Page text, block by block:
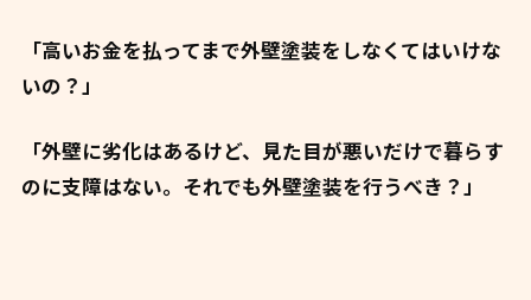
「高いお金を払ってまで外壁塗装をしなくてはいけな
いの？」
「外壁に劣化はあるけど、見た目が悪いだけで暮らす
のに支障はない。それでも外壁塗装を行うべき？」